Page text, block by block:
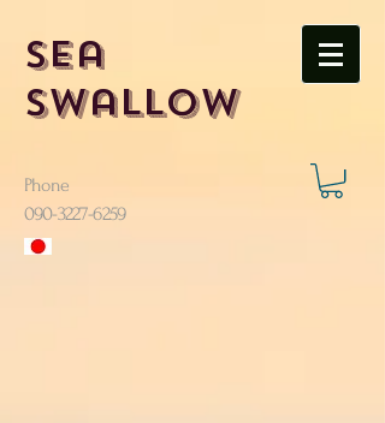
Sea
Swallow
Phone
​090-3227-6259